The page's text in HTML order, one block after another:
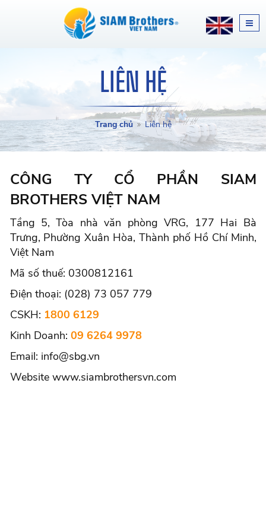
LIÊN HỆ
Trang chủ Liên hệ
CÔNG TY CỔ PHẦN SIAM
BROTHERS VIỆT NAM
Tầng 5, Tòa nhà văn phòng VRG, 177 Hai Bà
Trưng, Phường Xuân Hòa, Thành phố Hồ Chí Minh,
Việt Nam
Mã số thuế: 0300812161
Điện thoại: (028) 73 057 779
CSKH: 1800 6129
Kinh Doanh: 09 6264 9978
Email: info@sbg.vn
Website www.siambrothersvn.com